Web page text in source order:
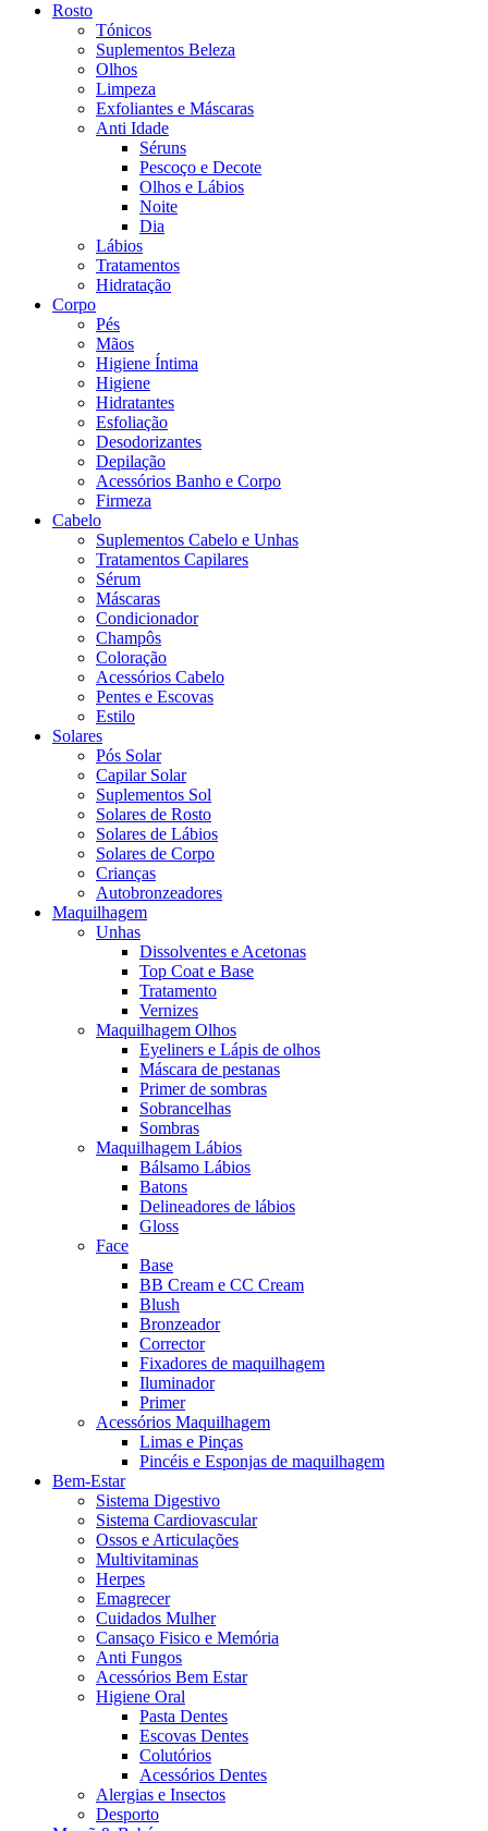
Rosto
Tónicos
Suplementos Beleza
Olhos
Limpeza
Exfoliantes e Máscaras
Anti Idade
Séruns
Pescoço e Decote
Olhos e Lábios
Noite
Dia
Lábios
Tratamentos
Hidratação
Corpo
Pés
Mãos
Higiene Íntima
Higiene
Hidratantes
Esfoliação
Desodorizantes
Depilação
Acessórios Banho e Corpo
Firmeza
Cabelo
Suplementos Cabelo e Unhas
Tratamentos Capilares
Sérum
Máscaras
Condicionador
Champôs
Coloração
Acessórios Cabelo
Pentes e Escovas
Estilo
Solares
Pós Solar
Capilar Solar
Suplementos Sol
Solares de Rosto
Solares de Lábios
Solares de Corpo
Crianças
Autobronzeadores
Maquilhagem
Unhas
Dissolventes e Acetonas
Top Coat e Base
Tratamento
Vernizes
Maquilhagem Olhos
Eyeliners e Lápis de olhos
Máscara de pestanas
Primer de sombras
Sobrancelhas
Sombras
Maquilhagem Lábios
Bálsamo Lábios
Batons
Delineadores de lábios
Gloss
Face
Base
BB Cream e CC Cream
Blush
Bronzeador
Corrector
Fixadores de maquilhagem
Iluminador
Primer
Acessórios Maquilhagem
Limas e Pinças
Pincéis e Esponjas de maquilhagem
Bem-Estar
Sistema Digestivo
Sistema Cardiovascular
Ossos e Articulações
Multivitaminas
Herpes
Emagrecer
Cuidados Mulher
Cansaço Fisico e Memória
Anti Fungos
Acessórios Bem Estar
Higiene Oral
Pasta Dentes
Escovas Dentes
Colutórios
Acessórios Dentes
Alergias e Insectos
Desporto